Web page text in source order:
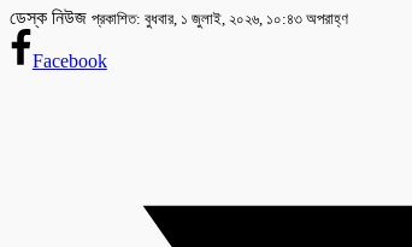
ডেস্ক নিউজ প্রকাশিত: বুধবার, ১ জুলাই, ২০২৬, ১০:৪৩ অপরাহ্ণ
Facebook